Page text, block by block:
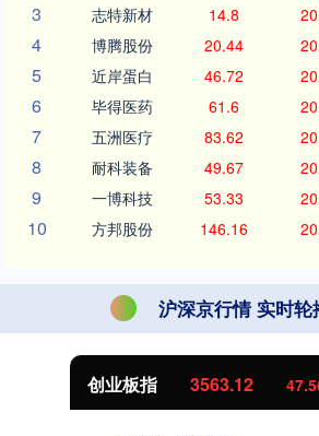
3 志特新材 14.8
4 博腾股份 20.44
5 近岸蛋白 46.72
6 毕得医药 61.6
7 五洲医疗 83.62
8 耐科装备 49.67
9 一博科技 53.33
10 方邦股份 146.16
沪深京行情 实时轮
创业板指 3563.12